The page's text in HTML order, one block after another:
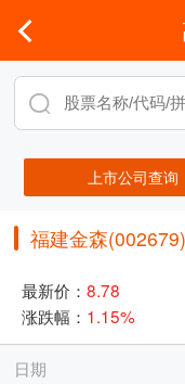
上市公司查询
福建金森(002679)
最新价： 8.78
涨跌幅： 1.15%
日期